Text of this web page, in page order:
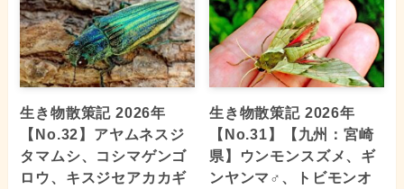
生き物散策記 2026年
【No.32】アヤムネスジ
タマムシ、コシマゲンゴ
ロウ、キスジセアカカギ
生き物散策記 2026年
【No.31】【九州：宮崎
県】ウンモンスズメ、ギ
ンヤンマ♂、トビモンオ